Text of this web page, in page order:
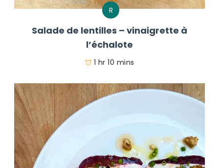
R
Salade de lentilles – vinaigrette à
l’échalote
1 hr 10 mins